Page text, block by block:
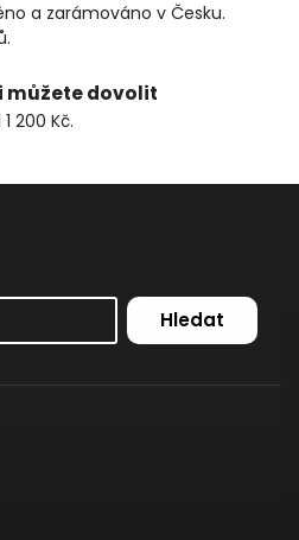
a zarámováno v Česku.
můžete dovolit
200 Kč.
Hledat